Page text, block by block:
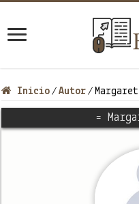
Inicio / Autor /
=